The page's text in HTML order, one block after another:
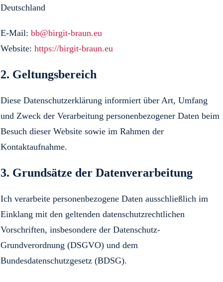
Deutschland
E-Mail: bb@birgit-braun.eu
Website: https://birgit-braun.eu
2. Geltungsbereich
Diese Datenschutzerklärung informiert über Art, Umfang
und Zweck der Verarbeitung personenbezogener Daten beim
Besuch dieser Website sowie im Rahmen der
Kontaktaufnahme.
3. Grundsätze der Datenverarbeitung
Ich verarbeite personenbezogene Daten ausschließlich im
Einklang mit den geltenden datenschutzrechtlichen
Vorschriften, insbesondere der Datenschutz-
Grundverordnung (DSGVO) und dem
Bundesdatenschutzgesetz (BDSG).